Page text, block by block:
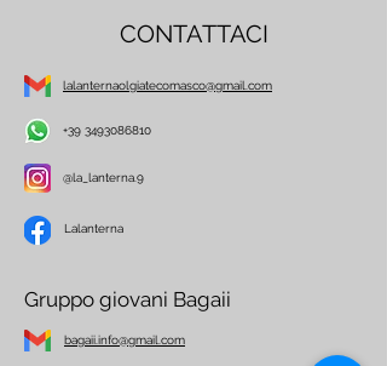
CONTATTACI
lalanternaolgiatecomasco@gmail.com
+39 3493086810
@la_lanterna.9
Lalanterna
Gruppo giovani Bagaii
bagaii.info@gmail.com